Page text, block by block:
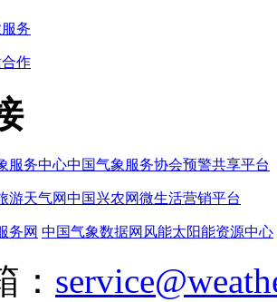
务
作
服务中心中国气象服务协会预警共享平台
游天气网中国兴农网微生活营销平台
务网 中国气象数据网 风能太阳能资源中心
：